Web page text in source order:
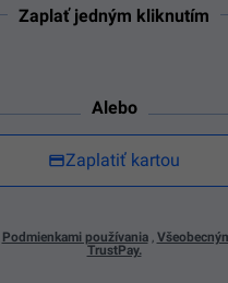
Zaplať jedným kliknutím
Alebo
Zaplatiť kartou
Podmienkami používania,
TrustPay.